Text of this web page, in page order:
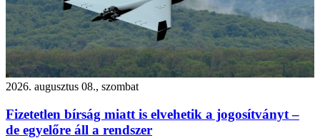
2026. augusztus 08., szombat
Fizetetlen bírság miatt is elvehetik a jogosítványt –
de egyelőre áll a rendszer